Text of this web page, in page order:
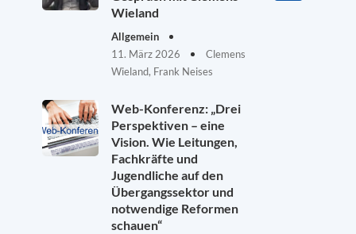
Wieland
Allgemein
11. März 2026
Clemens
Wieland, Frank Neises
Web-Konferenz: „Drei
Perspektiven – eine
Vision. Wie Leitungen,
Fachkräfte und
Jugendliche auf den
Übergangssektor und
notwendige Reformen
schauen“